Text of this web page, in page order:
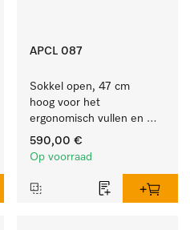
APCL 087
Sokkel open, 47 cm
hoog voor het
ergonomisch vullen en
legen van de wasmachine
en droogkast.
590,00 €
Op voorraad